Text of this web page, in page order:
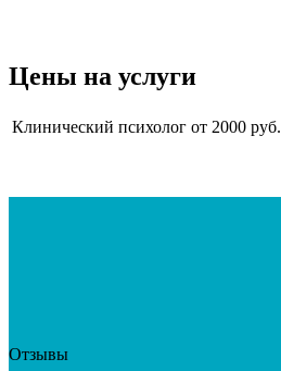
Цены на услуги
Клинический психолог от 2000 руб.
Отзывы